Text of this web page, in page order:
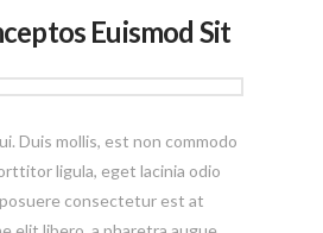
Euismod Sit
Duis mollis, est non commodo
ligula, eget lacinia odio
consectetur est at